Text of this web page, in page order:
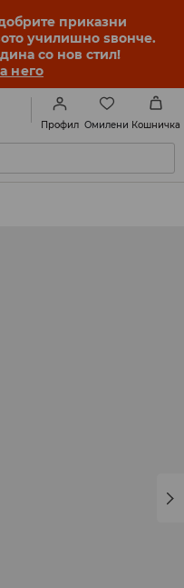
приказни
училишно ѕвонче.
со нов стил!
него
Профил Омилени Кошничка